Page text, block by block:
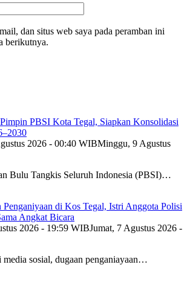
dan situs web saya pada peramban ini
berikutnya.
PBSI Kota Tegal, Siapkan Konsolidasi
2026 - 00:40 WIBMinggu, 9 Agustus
Bulu Tangkis Seluruh Indonesia (PBSI)…
di Kos Tegal, Istri Anggota Polisi
Angkat Bicara
2026 - 19:59 WIBJumat, 7 Agustus 2026 -
sosial, dugaan penganiayaan…